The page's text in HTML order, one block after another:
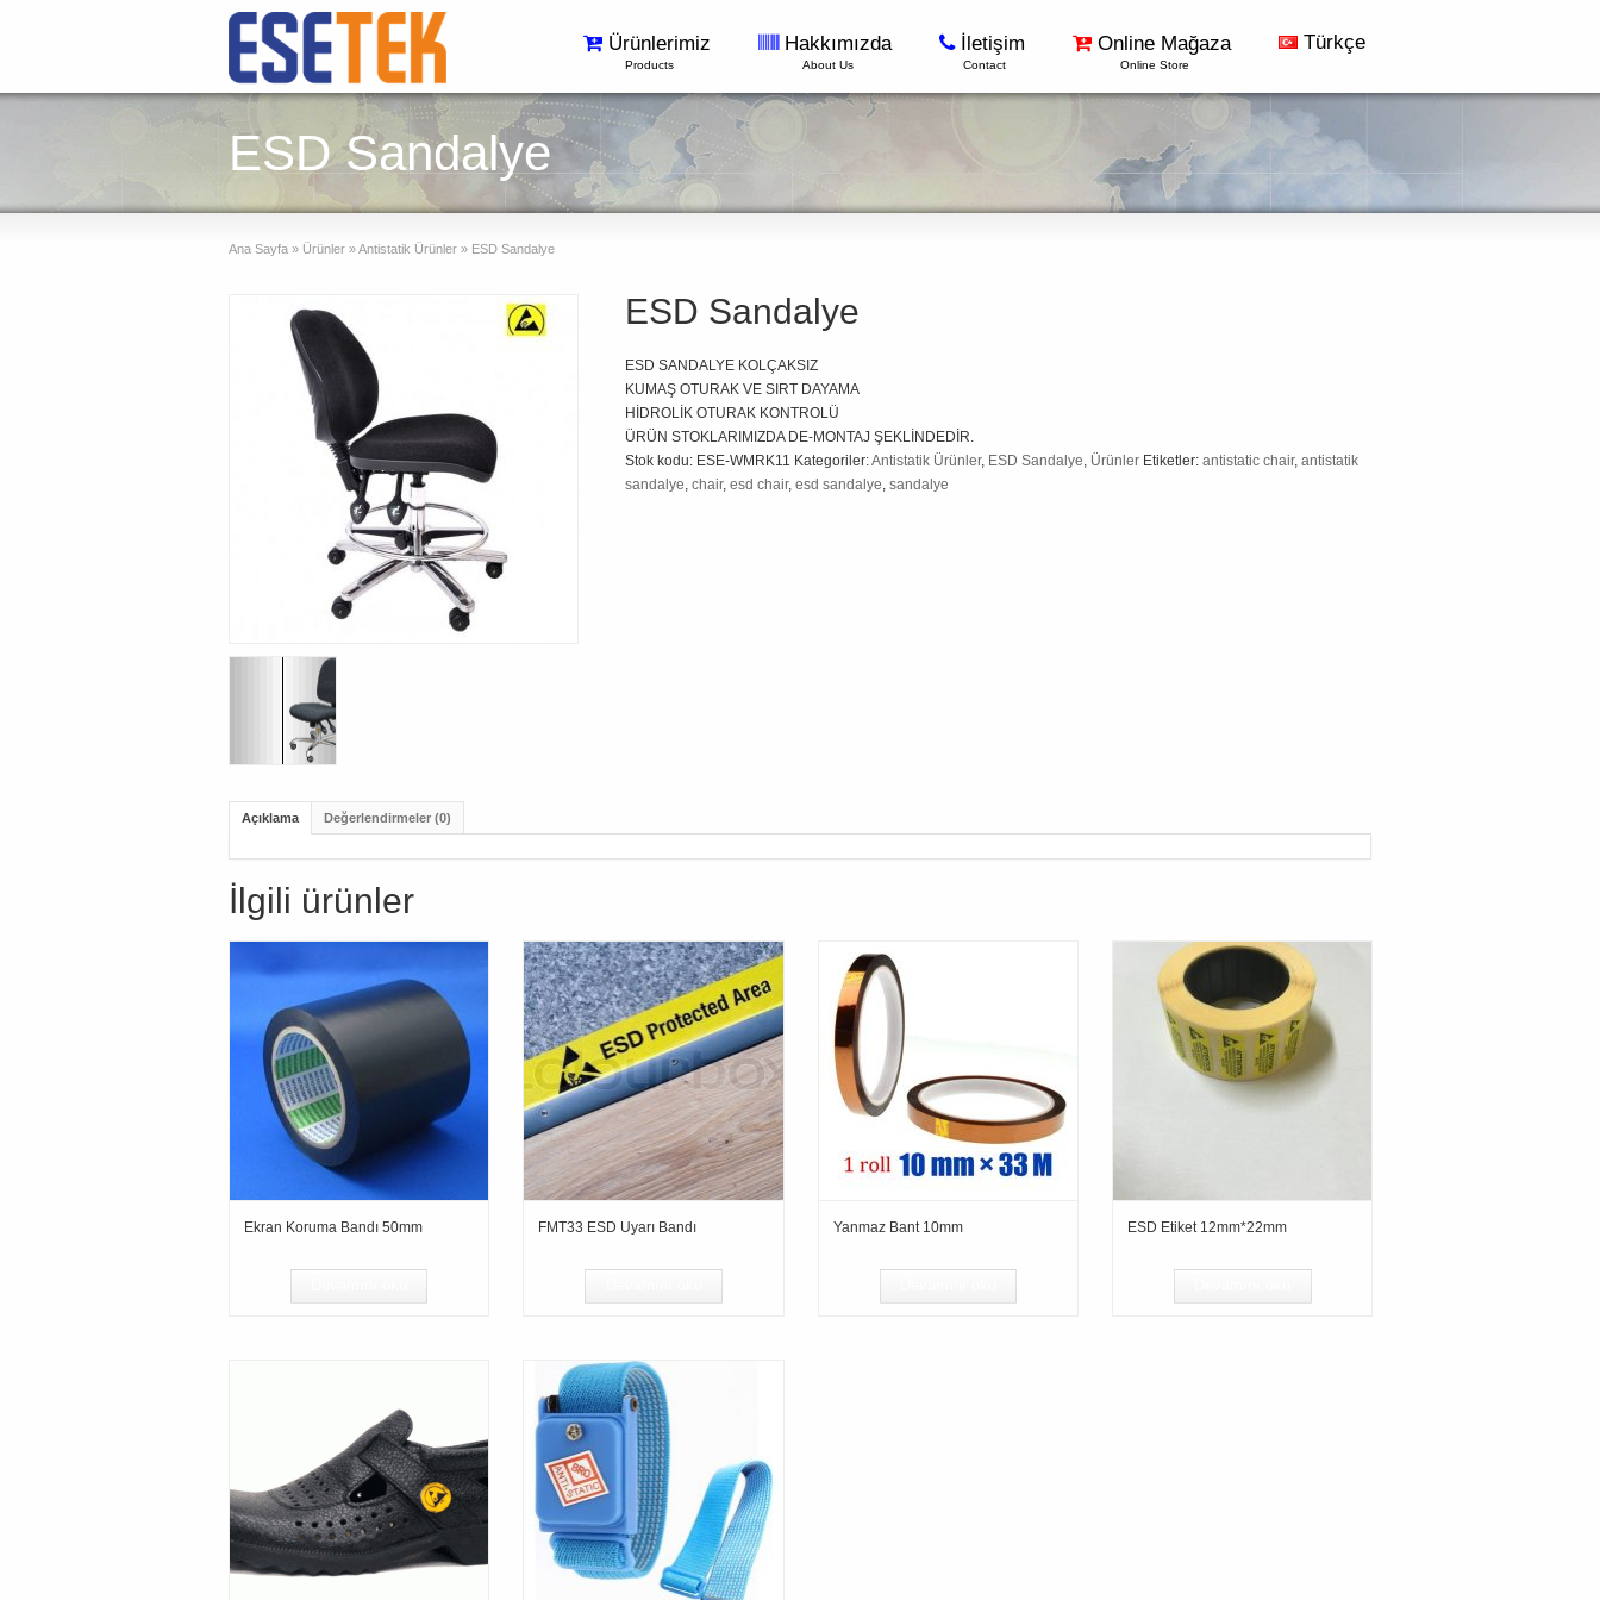
Ürünlerimiz
Products
Hakkımızda
About Us
İletişim
Contact
Online Mağaza
Online Store
Türkçe
ESD Sandalye
Ana Sayfa » Ürünler »Antistatik Ürünler » ESD Sandalye
ESD Sandalye
ESD SANDALYE KOLÇAKSIZ
KUMAŞ OTURAK VE SIRT DAYAMA
HİDROLİK OTURAK KONTROLÜ
ÜRÜN STOKLARIMIZDA DE-MONTAJ ŞEKLİNDEDİR.
Stok kodu: ESE-WMRK11 Kategoriler:Antistatik Ürünler, ESD Sandalye, Ürünler Etiketler: antistatic chair, antistatik
sandalye, chair, esd chair, esd sandalye, sandalye
Açıklama Değerlendirmeler (0)
İlgili ürünler
Ekran Koruma Bandı 50mm FMT33 ESD Uyarı Bandı Yanmaz Bant 10mm ESD Etiket 12mm*22mm